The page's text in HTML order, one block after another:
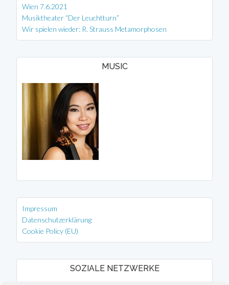
Wien 7.6.2021
Musiktheater “Der Leuchtturn”
Wir spielen wieder: R. Strauss Metamorphosen
MUSIC
Impressum
Datenschutzerklärung
Cookie Policy (EU)
SOZIALE NETZWERKE